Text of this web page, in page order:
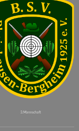
3. Mannschaft